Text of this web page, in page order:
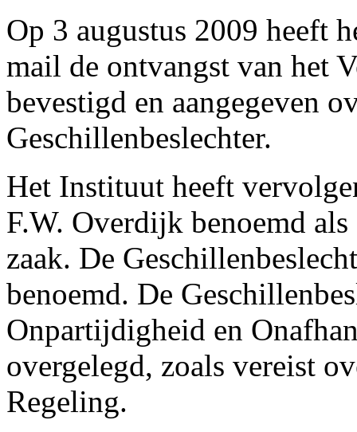
Op 3 augustus 2009 heeft
mail de ontvangst van het
bevestigd en aangegeven
Geschillenbeslechter.
Het Instituut heeft
F.W. Overdijk benoemd
zaak. De
benoemd. De
Onpartijdigheid en
overgelegd, zoals vereist
Regeling.